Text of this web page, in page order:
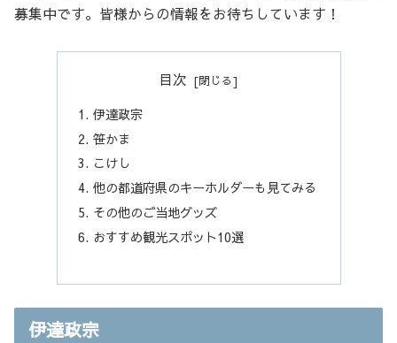
募集中です。皆様からの情報をお待ちしています！
目次
伊達政宗
笹かま
こけし
他の都道府県のキーホルダーも見てみる
その他のご当地グッズ
おすすめ観光スポット10選
伊達政宗